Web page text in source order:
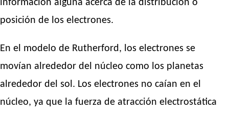
información alguna acerca de la distribución o
posición de los electrones.
En el modelo de Rutherford, los electrones se
movían alrededor del núcleo como los planetas
alrededor del sol. Los electrones no caían en el
núcleo, ya que la fuerza de atracción electrostática